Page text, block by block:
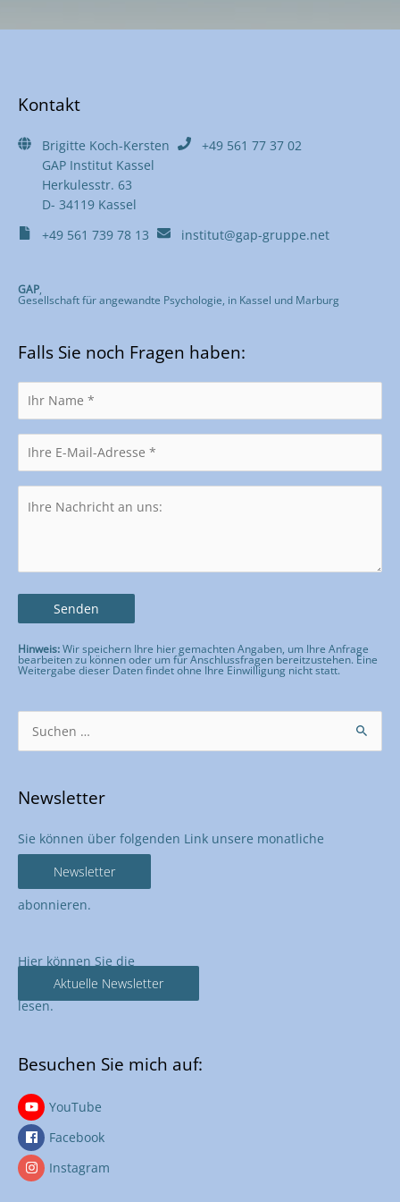
Kontakt
Brigitte Koch-Kersten
GAP Institut Kassel
Herkulesstr. 63
D- 34119 Kassel
+49 561 77 37 02
+49 561 739 78 13 institut@gap-gruppe.net
GAP,
Gesellschaft für angewandte Psychologie, in Kassel und Marburg
Falls Sie noch Fragen haben:
Hinweis:Wir speichern Ihre hier gemachten Angaben, um Ihre Anfrage
bearbeiten zu können oder um für Anschlussfragen bereitzustehen. Eine
Weitergabe dieser Daten findet ohne Ihre Einwilligung nicht statt.
Bitte lasse dieses Feld leer.
Newsletter
Sie können über folgenden Link unsere monatliche
Newsletter
abonnieren.
Hier können Sie die
Aktuelle Newsletter
lesen.
Besuchen Sie mich auf:
YouTube
Facebook
Instagram